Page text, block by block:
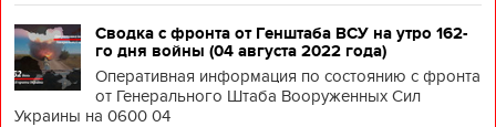
Сводка с фронта от Генштаба ВСУ на утро 162-
го дня войны (04 августа 2022 года)
Оперативная информация по состоянию с фронта
от Генерального Штаба Вооруженных Сил
Украины на 0600 04